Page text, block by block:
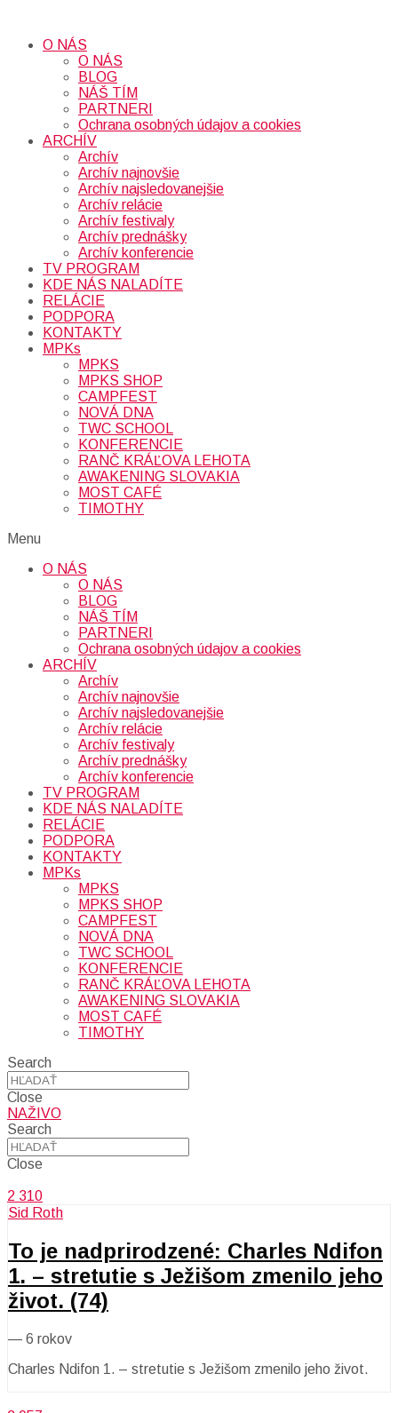
O NÁS
O NÁS
BLOG
NÁŠ TÍM
PARTNERI
Ochrana osobných údajov a cookies
ARCHÍV
Archív
Archív najnovšie
Archív najsledovanejšie
Archív relácie
Archív festivaly
Archív prednášky
Archív konferencie
TV PROGRAM
KDE NÁS NALADÍTE
RELÁCIE
PODPORA
KONTAKTY
MPKs
MPKS
MPKS SHOP
CAMPFEST
NOVÁ DNA
TWC SCHOOL
KONFERENCIE
RANČ KRÁĽOVA LEHOTA
AWAKENING SLOVAKIA
MOST CAFÉ
TIMOTHY
Menu
O NÁS
O NÁS
BLOG
NÁŠ TÍM
PARTNERI
Ochrana osobných údajov a cookies
ARCHÍV
Archív
Archív najnovšie
Archív najsledovanejšie
Archív relácie
Archív festivaly
Archív prednášky
Archív konferencie
TV PROGRAM
KDE NÁS NALADÍTE
RELÁCIE
PODPORA
KONTAKTY
MPKs
MPKS
MPKS SHOP
CAMPFEST
NOVÁ DNA
TWC SCHOOL
KONFERENCIE
RANČ KRÁĽOVA LEHOTA
AWAKENING SLOVAKIA
MOST CAFÉ
TIMOTHY
Search
Close
NAŽIVO
Search
Close
2 310
Sid Roth
To je nadprirodzené: Charles Ndifon
1. – stretutie s Ježišom zmenilo jeho
život. (74)
— 6 rokov
Charles Ndifon 1. – stretutie s Ježišom zmenilo jeho život.